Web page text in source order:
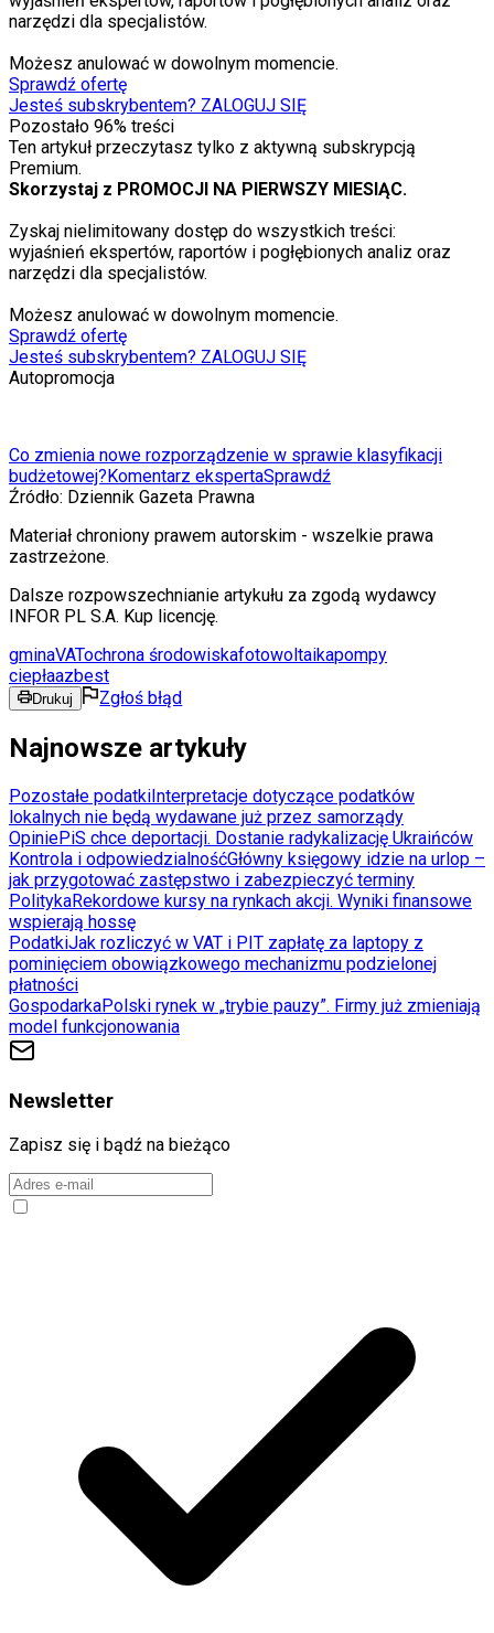
narzędzi dla specjalistów.
Możesz anulować w dowolnym momencie.
Sprawdź ofertę
Jesteś subskrybentem? ZALOGUJ SIĘ
Pozostało 96% treści
Ten artykuł przeczytasz tylko z aktywną subskrypcją
Premium.
Skorzystaj z PROMOCJI NA PIERWSZY MIESIĄC.
Zyskaj nielimitowany dostęp do wszystkich treści:
wyjaśnień ekspertów, raportów i pogłębionych analiz oraz
narzędzi dla specjalistów.
Możesz anulować w dowolnym momencie.
Sprawdź ofertę
Jesteś subskrybentem? ZALOGUJ SIĘ
Autopromocja
Co zmienia nowe rozporządzenie w sprawie klasyfikacji
budżetowej?Komentarz ekspertaSprawdź
Źródło: Dziennik Gazeta Prawna
Materiał chroniony prawem autorskim - wszelkie prawa
zastrzeżone.
Dalsze rozpowszechnianie artykułu za zgodą wydawcy
INFOR PL S.A. Kup licencję.
gminaVATochrona środowiskafotowoltaikapompy
ciepłaazbest
Drukuj Zgłoś błąd
Najnowsze artykuły
Pozostałe podatki Interpretacje dotyczące podatków
lokalnych nie będą wydawane już przez samorządy
OpiniePiS chce deportacji. Dostanie radykalizację Ukraińców
Kontrola i odpowiedzialnośćGłówny księgowy idzie na urlop –
jak przygotować zastępstwo i zabezpieczyć terminy
PolitykaRekordowe kursy na rynkach akcji. Wyniki finansowe
wspierają hossę
PodatkiJak rozliczyć w VAT i PIT zapłatę za laptopy z
pominięciem obowiązkowego mechanizmu podzielonej
płatności
GospodarkaPolski rynek w „trybie pauzy”. Firmy już zmieniają
model funkcjonowania
Newsletter
Zapisz się i bądź na bieżąco